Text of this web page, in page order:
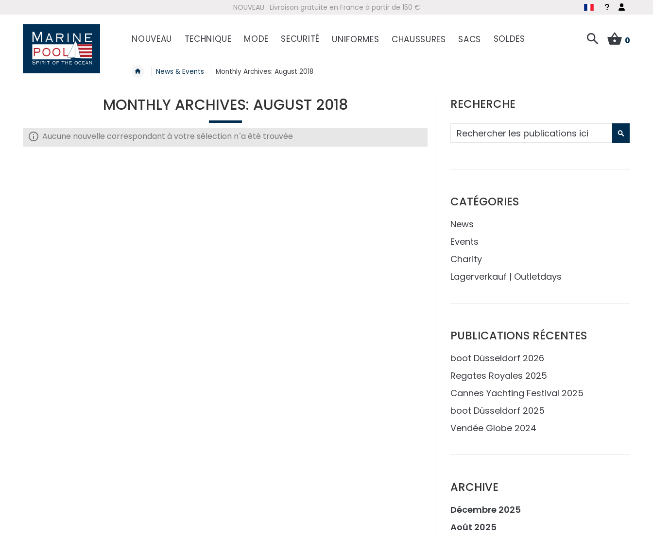
NOUVEAU : Livraison gratuite en France à partir de 150 €
NOUVEAU TECHNIQUE MODE SECURITÉ UNIFORMES CHAUSSURES SACS SOLDES 0
News & Events Monthly Archives: August 2018
MONTHLY ARCHIVES: AUGUST 2018
Aucune nouvelle correspondant à votre sélection n´a été trouvée
RECHERCHE
CATÉGORIES
News
Events
Charity
Lagerverkauf | Outletdays
PUBLICATIONS RÉCENTES
boot Düsseldorf 2026
Regates Royales 2025
Cannes Yachting Festival 2025
boot Düsseldorf 2025
Vendée Globe 2024
ARCHIVE
Décembre 2025
Août 2025